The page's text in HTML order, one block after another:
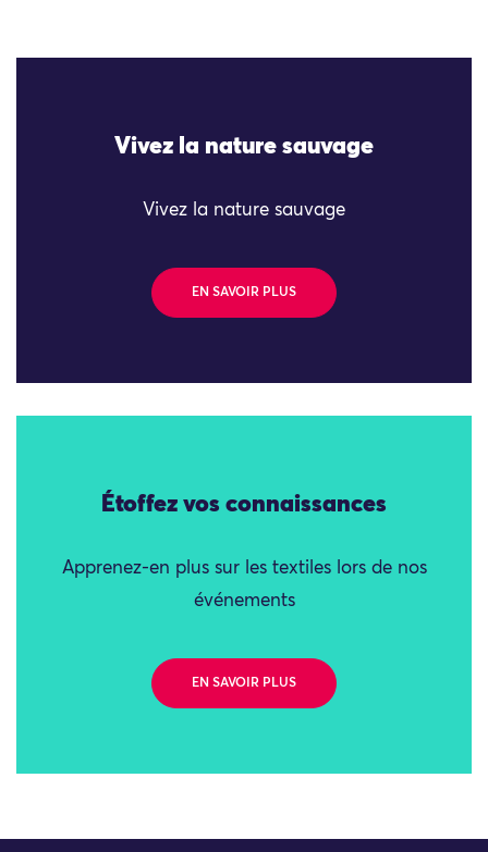
Vivez la nature sauvage
Vivez la nature sauvage
EN SAVOIR PLUS
Étoffez vos connaissances
Apprenez-en plus sur les textiles lors de nos
événements
EN SAVOIR PLUS